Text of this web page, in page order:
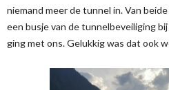
niemand meer de tunnel in. Van
een busje van de tunnelbeveiliging
ging met ons. Gelukkig was dat ook